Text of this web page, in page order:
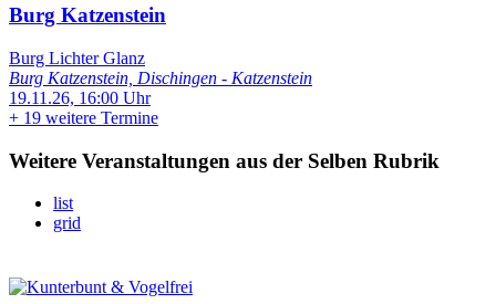
Burg Katzenstein
Burg Lichter Glanz
Burg Katzenstein, Dischingen - Katzenstein
19.11.26, 16:00 Uhr
+ 19 weitere Termine
Weitere Veranstaltungen aus der Selben Rubrik
list
grid